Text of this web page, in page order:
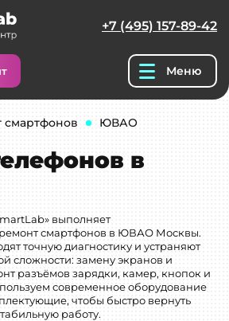
+7 (495) 157-89-42
Меню
смартфонов ЮВАО
в
выполняет
смартфонов в ЮВАО Москвы.
точную диагностику и устраняют
сложности: замену экранов и
разъёмов зарядки, камер, кнопок и
современное оборудование
чтобы быстро вернуть
работу.